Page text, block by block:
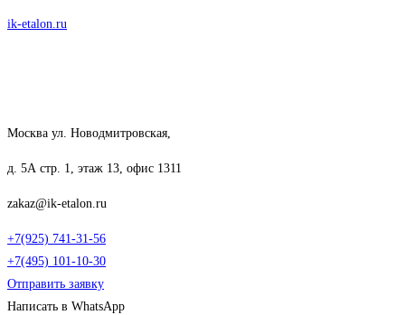
Перейти
ik-etalon.ru
Москва ул. Новодмитровская,
д. 5А стр. 1, этаж 13, офис 1311
zakaz@ik-etalon.ru
+7(925) 741-31-56
+7(495) 101-10-30
Отправить заявку
Написать в WhatsApp